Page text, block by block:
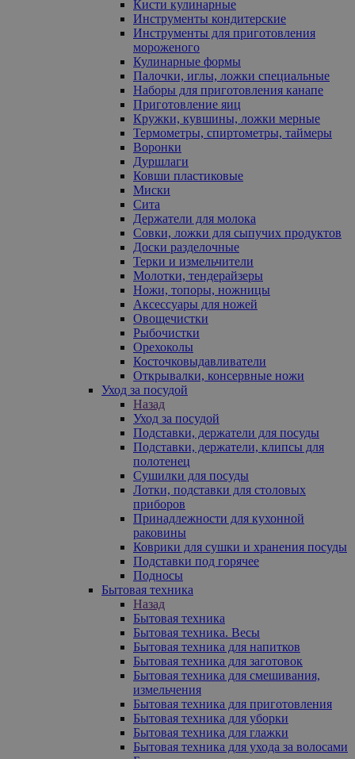
Кисти кулинарные
Инструменты кондитерские
Инструменты для приготовления
мороженого
Кулинарные формы
Палочки, иглы, ложки специальные
Наборы для приготовления канапе
Приготовление яиц
Кружки, кувшины, ложки мерные
Термометры, спиртометры, таймеры
Воронки
Дуршлаги
Ковши пластиковые
Миски
Сита
Держатели для молока
Совки, ложки для сыпучих продуктов
Доски разделочные
Терки и измельчители
Молотки, тендерайзеры
Ножи, топоры, ножницы
Аксессуары для ножей
Овощечистки
Рыбочистки
Орехоколы
Косточковыдавливатели
Открывалки, консервные ножи
Уход за посудой
Назад
Уход за посудой
Подставки, держатели для посуды
Подставки, держатели, клипсы для
полотенец
Сушилки для посуды
Лотки, подставки для столовых
приборов
Принадлежности для кухонной
раковины
Коврики для сушки и хранения посуды
Подставки под горячее
Подносы
Бытовая техника
Назад
Бытовая техника
Бытовая техника. Весы
Бытовая техника для напитков
Бытовая техника для заготовок
Бытовая техника для смешивания,
измельчения
Бытовая техника для приготовления
Бытовая техника для уборки
Бытовая техника для глажки
Бытовая техника для ухода за волосами